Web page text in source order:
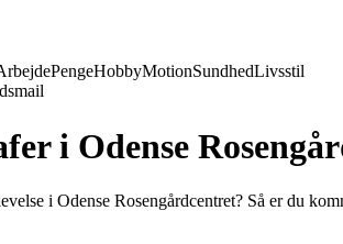
PengeHobbyMotionSundhedLivsstil
i Odense
i Odense Rosengårdcentret? Så er du